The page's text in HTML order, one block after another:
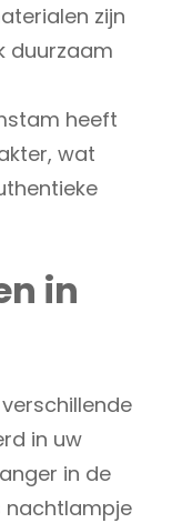
zijn
duurzaam
heeft
wat
in
in uw
in de
nachtlampje